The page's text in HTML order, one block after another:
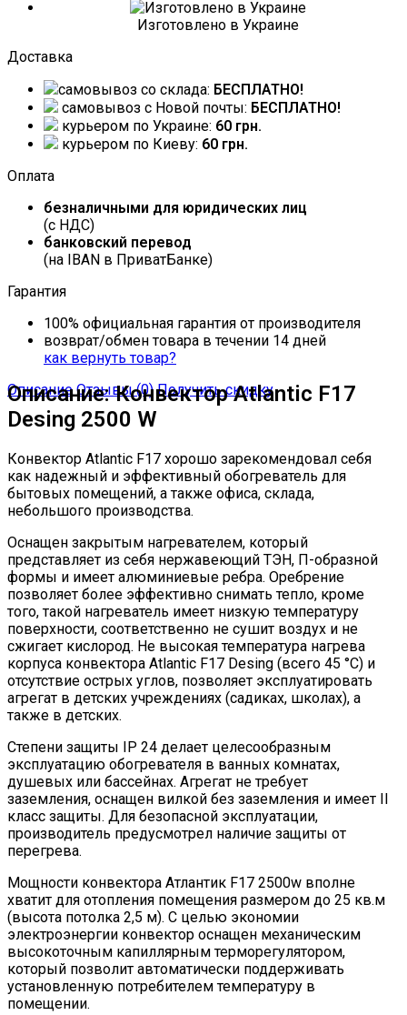
Изготовлено в Украине
Доставка
самовывоз со склада: БЕСПЛАТНО!
самовывоз c Новой почты: БЕСПЛАТНО!
курьером по Украине: 60 грн.
курьером по Киеву: 60 грн.
Оплата
безналичными для юридических лиц
(с НДС)
банковский перевод
(на IBAN в ПриватБанке)
Гарантия
100% официальная гарантия от производителя
возврат/обмен товара в течении 14 дней
как вернуть товар?
Описание Отзывы (0) Получить скидку
Описание: Конвектор Atlantic F17
Desing 2500 W
Конвектор Atlantic F17 хорошо зарекомендовал себя
как надежный и эффективный обогреватель для
бытовых помещений, а также офиса, склада,
небольшого производства.
Оснащен закрытым нагревателем, который
представляет из себя нержавеющий ТЭН, П-образной
формы и имеет алюминиевые ребра. Оребрение
позволяет более эффективно снимать тепло, кроме
того, такой нагреватель имеет низкую температуру
поверхности, соответственно не сушит воздух и не
сжигает кислород. Не высокая температура нагрева
корпуса конвектора Atlantic F17 Desing (всего 45 °С) и
отсутствие острых углов, позволяет эксплуатировать
агрегат в детских учреждениях (садиках, школах), а
также в детских.
Степени защиты IP 24 делает целесообразным
эксплуатацию обогревателя в ванных комнатах,
душевых или бассейнах. Агрегат не требует
заземления, оснащен вилкой без заземления и имеет ІІ
класс защиты. Для безопасной эксплуатации,
производитель предусмотрел наличие защиты от
перегрева.
Мощности конвектора Атлантик F17 2500w вполне
хватит для отопления помещения размером до 25 кв.м
(высота потолка 2,5 м). С целью экономии
электроэнергии конвектор оснащен механическим
высокоточным капиллярным терморегулятором,
который позволит автоматически поддерживать
установленную потребителем температуру в
помещении.